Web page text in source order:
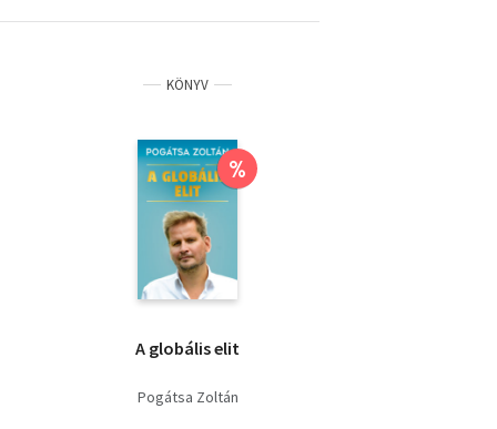
KÖNYV
%
A globális elit
Pogátsa Zoltán